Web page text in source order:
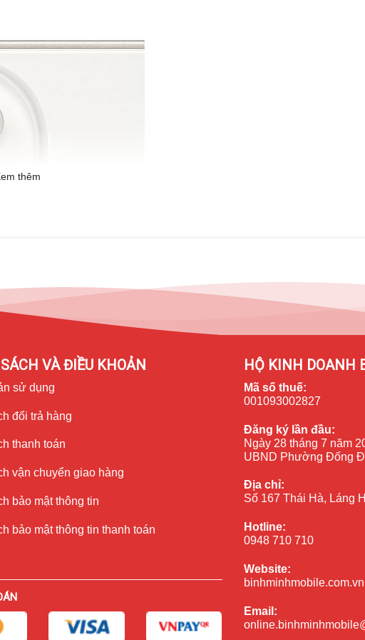
với nhiều tính năng cao cấp như Cinematic mode, Action
video tuyệt vời. Nếu bạn phát hiện thấy trên camera như
14 Pro mới để máy có thể hoạt động ổn định trở lại.
ảnh?
thêm
VÀ ĐIỀU KHOẢN
sử dụng
đổi trả hàng
thanh toán
vận chuyển giao hàng
bảo mật thông tin
bảo mật thông tin thanh toán
HỘ KINH DOANH
Mã số thuế:
001093002827
Đăng ký lần đầu:
Ngày 28 tháng 7 năm
UBND Phường Đống
Địa chỉ:
Số 167 Thái Hà, Láng
Hotline:
0948 710 710
Website:
binhminhmobile.com.vn
Email: